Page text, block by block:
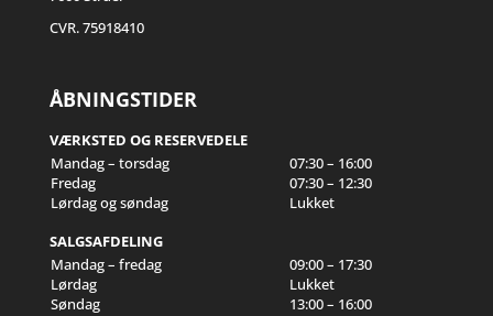
CVR. 75918410
ÅBNINGSTIDER
VÆRKSTED OG RESERVEDELE
Mandag – torsdag
07:30 – 16:00
Fredag
07:30 – 12:30
Lørdag og søndag
Lukket
SALGSAFDELING
Mandag – fredag
09:00 – 17:30
Lørdag
Lukket
Søndag
13:00 – 16:00